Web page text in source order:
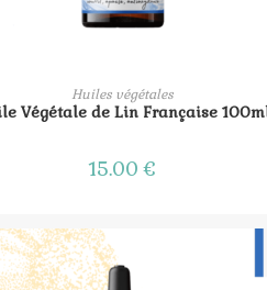
AJOUTER AU PANIER
Huiles végétales
Végétale de Lin Française
15.00€